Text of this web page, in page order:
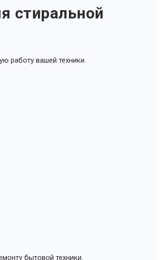
стиральной
работу вашей техники.
бытовой техники.